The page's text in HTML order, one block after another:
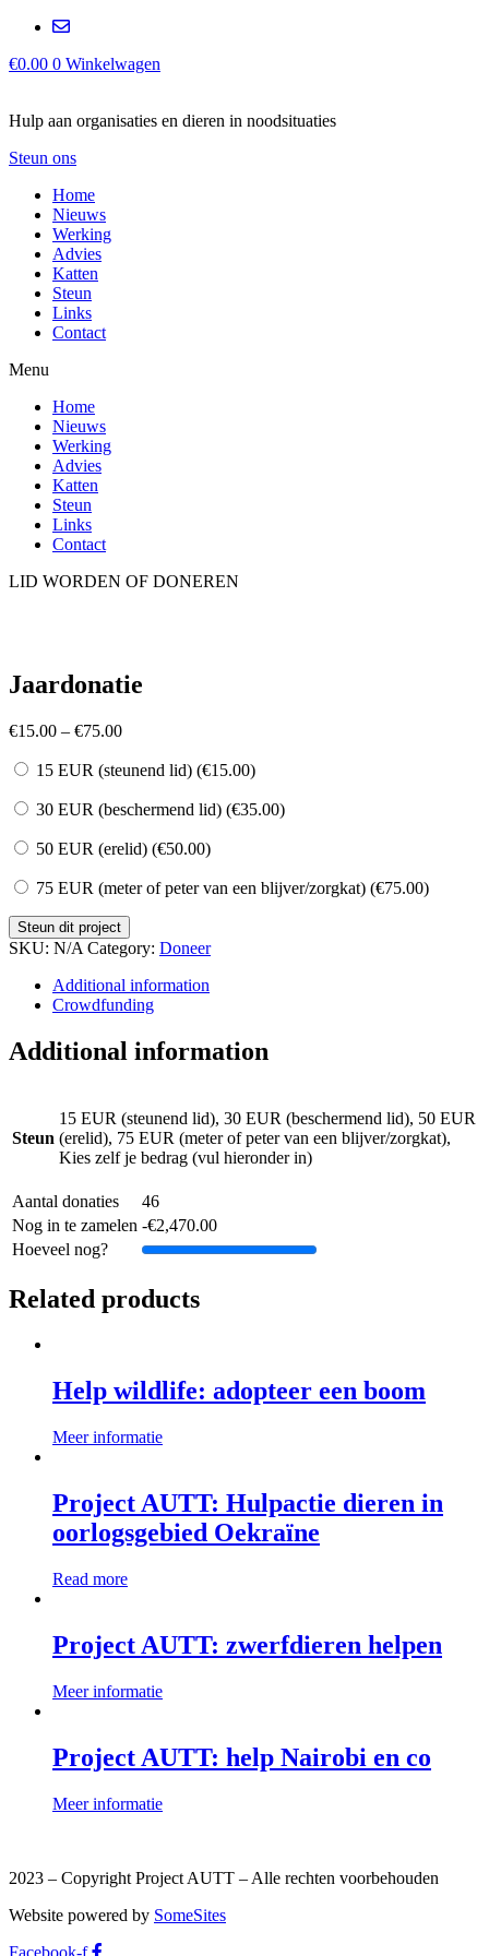
€0.00 0 Winkelwagen
Hulp aan organisaties en dieren in noodsituaties
Steun ons
Home
Nieuws
Werking
Advies
Katten
Steun
Links
Contact
Menu
Home
Nieuws
Werking
Advies
Katten
Steun
Links
Contact
LID WORDEN OF DONEREN
Jaardonatie
€15.00 – €75.00
15 EUR (steunend lid) (€15.00)
30 EUR (beschermend lid) (€35.00)
50 EUR (erelid) (€50.00)
75 EUR (meter of peter van een blijver/zorgkat) (€75.00)
Steun dit project
SKU: N/A Category: Doneer
Additional information
Crowdfunding
Additional information
Steun
15 EUR (steunend lid), 30 EUR (beschermend lid), 50 EUR
(erelid), 75 EUR (meter of peter van een blijver/zorgkat),
Kies zelf je bedrag (vul hieronder in)
Aantal donaties
46
Nog in te zamelen -€2,470.00
Hoeveel nog?
Related products
Help wildlife: adopteer een boom
Meer informatie
Project AUTT: Hulpactie dieren in
oorlogsgebied Oekraïne
Read more
Project AUTT: zwerfdieren helpen
Meer informatie
Project AUTT: help Nairobi en co
Meer informatie
2023 – Copyright Project AUTT – Alle rechten voorbehouden
Website powered by SomeSites
Facebook-f